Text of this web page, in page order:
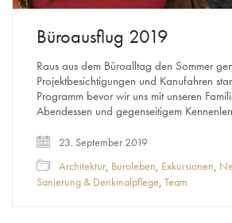
Büroausflug 2019
Raus aus dem Büroalltag den Sommer
Projektbesichtigungen und Kanufahren
Programm bevor wir uns mit unseren
Abendessen und gegenseitigem
23. September 2019
Architektur, Büroleben, Exkursionen,
Sanierung & Denkmalpflege, Team